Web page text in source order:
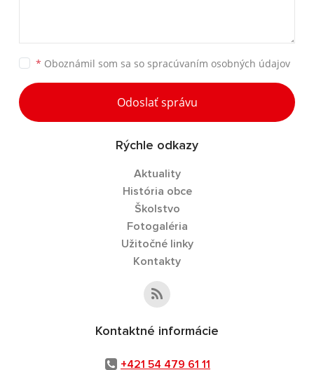
* Oboznámil som sa so spracúvaním osobných údajov
Odoslať správu
Rýchle odkazy
Aktuality
História obce
Školstvo
Fotogaléria
Užitočné linky
Kontakty
Kontaktné informácie
+421 54 479 61 11